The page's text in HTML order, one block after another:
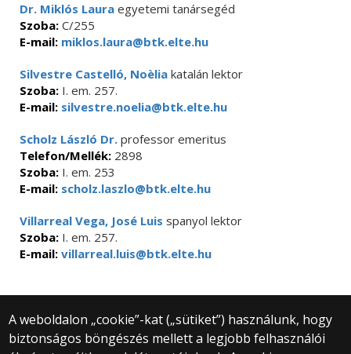
Dr. Miklós Laura egyetemi tanársegéd
Szoba: C/255
E-mail: miklos.laura@btk.elte.hu
Silvestre Castelló, Noèlia katalán lektor
Szoba: I. em. 257.
E-mail: silvestre.noelia@btk.elte.hu
Scholz László Dr. professor emeritus
Telefon/Mellék: 2898
Szoba: I. em. 253
E-mail: scholz.laszlo@btk.elte.hu
Villarreal Vega, José Luis spanyol lektor
Szoba: I. em. 257.
E-mail: villarreal.luis@btk.elte.hu
A weboldalon „cookie”-kat („sütiket”) használunk, hogy
biztonságos böngészés mellett a legjobb felhasználói
© 2025 Eötvös Loránd Tudományegyetem